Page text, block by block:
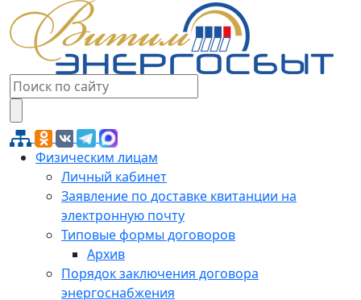
Физическим лицам
Личный кабинет
Заявление по доставке квитанции на
электронную почту
Типовые формы договоров
Архив
Порядок заключения договора
энергоснабжения